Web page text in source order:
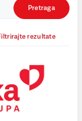
Pretraga
rezultate